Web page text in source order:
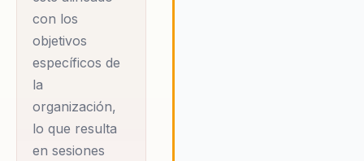
con los
objetivos
específicos de
la
organización,
lo que resulta
en sesiones